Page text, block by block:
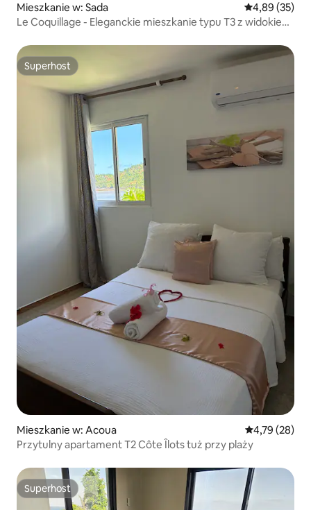
Mieszkanie w: Sada Średnia
4,89 (35)
Le Coquillage - Eleganckie mieszkanie typu T3 z widokiem
Superhost
Superhost
Mieszkanie w: Acoua Średnia
4,79 (28)
Przytulny apartament T2 Côte Îlots tuż przy plaży
Superhost
Superhost